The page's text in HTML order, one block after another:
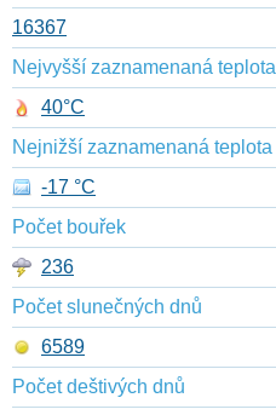
16367
Nejvyšší zaznamenaná teplota
40°C
Nejnižší zaznamenaná teplota
-17 °C
Počet bouřek
236
Počet slunečných dnů
6589
Počet deštivých dnů